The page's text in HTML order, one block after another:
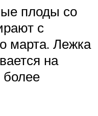
плоды со
с
марта. Лежка
на
более